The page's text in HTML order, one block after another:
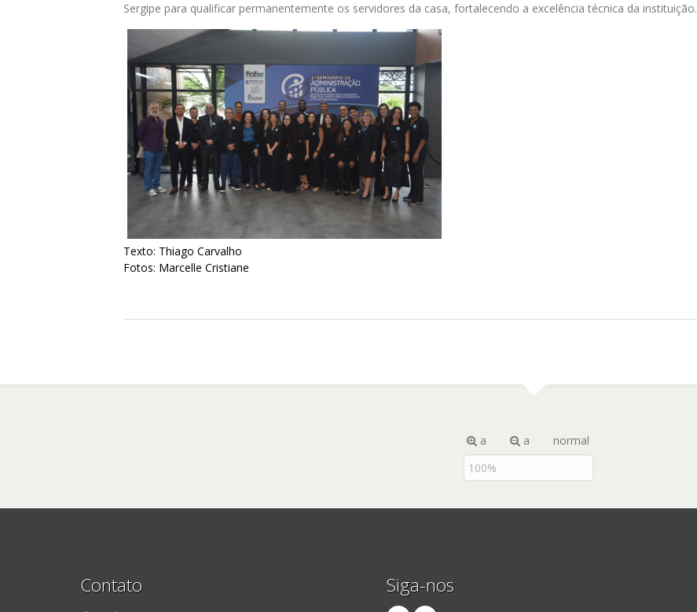
Sergipe ​​para qualificar permanentemente os servidores da casa, fortalecendo a excelência técnica da instituição.​
Texto: Thiago Carvalho
Fotos: Marcelle ​Cristiane
a a normal
Contato Siga-nos